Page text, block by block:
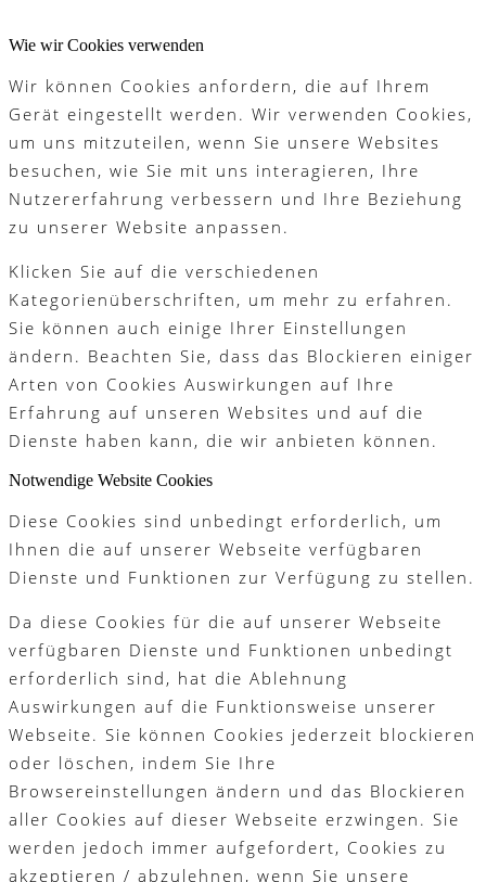
Kurse
Wie wir Cookies verwenden
Wir können Cookies anfordern, die auf Ihrem
Gerät eingestellt werden. Wir verwenden Cookies,
um uns mitzuteilen, wenn Sie unsere Websites
besuchen, wie Sie mit uns interagieren, Ihre
Nutzererfahrung verbessern und Ihre Beziehung
zu unserer Website anpassen.
Klicken Sie auf die verschiedenen
Kategorienüberschriften, um mehr zu erfahren.
Sie können auch einige Ihrer Einstellungen
ändern. Beachten Sie, dass das Blockieren einiger
Arten von Cookies Auswirkungen auf Ihre
Erfahrung auf unseren Websites und auf die
Dienste haben kann, die wir anbieten können.
Notwendige Website Cookies
Diese Cookies sind unbedingt erforderlich, um
Ihnen die auf unserer Webseite verfügbaren
Dienste und Funktionen zur Verfügung zu stellen.
Da diese Cookies für die auf unserer Webseite
verfügbaren Dienste und Funktionen unbedingt
erforderlich sind, hat die Ablehnung
Auswirkungen auf die Funktionsweise unserer
Webseite. Sie können Cookies jederzeit blockieren
oder löschen, indem Sie Ihre
Browsereinstellungen ändern und das Blockieren
aller Cookies auf dieser Webseite erzwingen. Sie
werden jedoch immer aufgefordert, Cookies zu
akzeptieren / abzulehnen, wenn Sie unsere